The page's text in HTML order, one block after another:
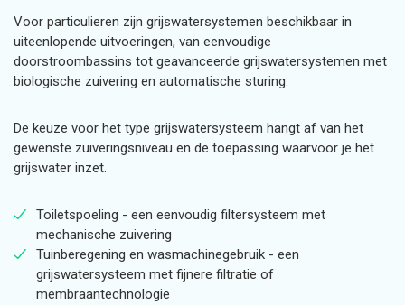
Voor particulieren zijn grijswatersystemen beschikbaar in
uiteenlopende uitvoeringen, van eenvoudige
doorstroombassins tot geavanceerde grijswatersystemen met
biologische zuivering en automatische sturing.
De keuze voor het type grijswatersysteem hangt af van het
gewenste zuiveringsniveau en de toepassing waarvoor je het
grijswater inzet.
Toiletspoeling - een eenvoudig filtersysteem met
mechanische zuivering
Tuinberegening en wasmachinegebruik - een
grijswatersysteem met fijnere filtratie of
membraantechnologie